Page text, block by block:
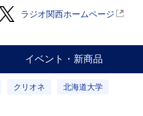
ラジオ関西ホームページ
イベント・新商品
クリオネ 北海道大学